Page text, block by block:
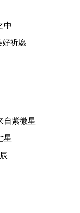
中
祈愿
自紫微星
星